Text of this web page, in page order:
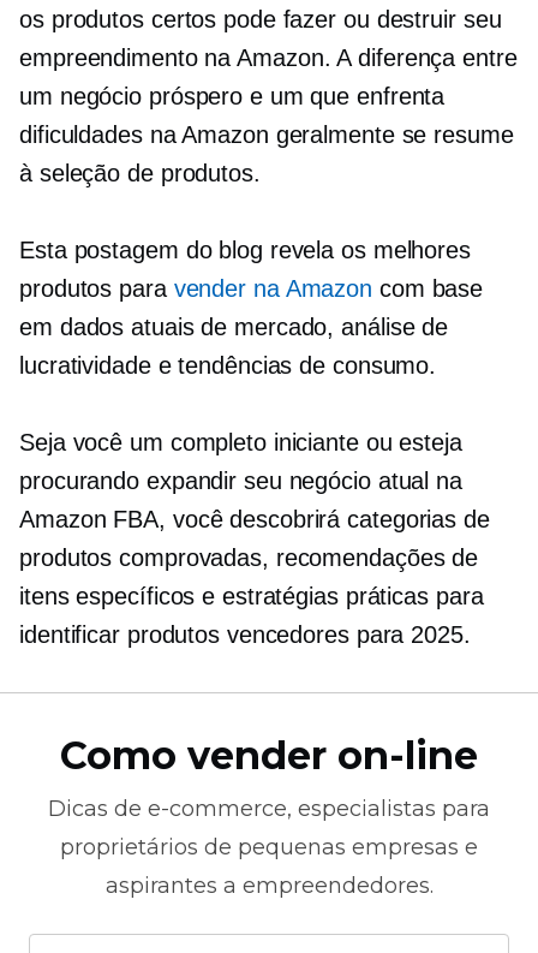
os produtos certos pode fazer ou destruir seu
empreendimento na Amazon. A diferença entre
um negócio próspero e um que enfrenta
dificuldades na Amazon geralmente se resume
à seleção de produtos.
Esta postagem do blog revela os melhores
produtos para vender na Amazon com base
em dados atuais de mercado, análise de
lucratividade e tendências de consumo.
Seja você um completo iniciante ou esteja
procurando expandir seu negócio atual na
Amazon FBA, você descobrirá categorias de
produtos comprovadas, recomendações de
itens específicos e estratégias práticas para
identificar produtos vencedores para 2025.
Como vender on-line
Dicas de e-commerce, especialistas para
proprietários de pequenas empresas e
aspirantes a empreendedores.